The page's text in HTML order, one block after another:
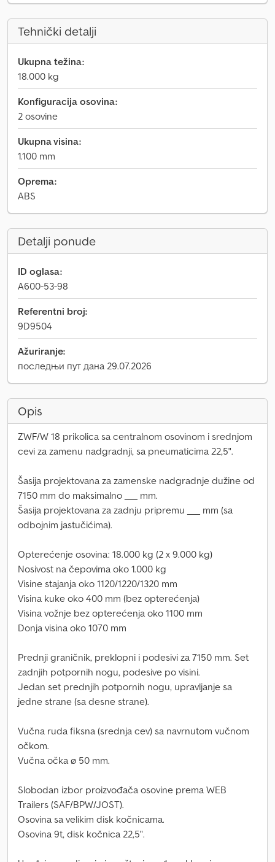
Tehnički detalji
Ukupna težina:
18.000 kg
Konfiguracija osovina:
2 osovine
Ukupna visina:
1.100 mm
Oprema:
ABS
Detalji ponude
ID oglasa:
A600-53-98
Referentni broj:
9D9504
Ažuriranje:
последњи пут дана 29.07.2026
Opis
ZWF/W 18 prikolica sa centralnom osovinom i srednjom
cevi za zamenu nadgradnji, sa pneumaticima 22,5".
Šasija projektovana za zamenske nadgradnje dužine od
7150 mm do maksimalno ___ mm.
Šasija projektovana za zadnju pripremu ___ mm (sa
odbojnim jastučićima).
Opterećenje osovina: 18.000 kg (2 x 9.000 kg)
Nosivost na čepovima oko 1.000 kg
Visine stajanja oko 1120/1220/1320 mm
Visina kuke oko 400 mm (bez opterećenja)
Visina vožnje bez opterećenja oko 1100 mm
Donja visina oko 1070 mm
Prednji graničnik, preklopni i podesivi za 7150 mm. Set
zadnjih potpornih nogu, podesive po visini.
Jedan set prednjih potpornih nogu, upravljanje sa
jedne strane (sa desne strane).
Vučna ruda fiksna (srednja cev) sa navrnutom vučnom
očkom.
Vučna očka ø 50 mm.
Slobodan izbor proizvođača osovine prema WEB
Trailers (SAF/BPW/JOST).
Osovina sa velikim disk kočnicama.
Osovina 9t, disk kočnica 22,5".